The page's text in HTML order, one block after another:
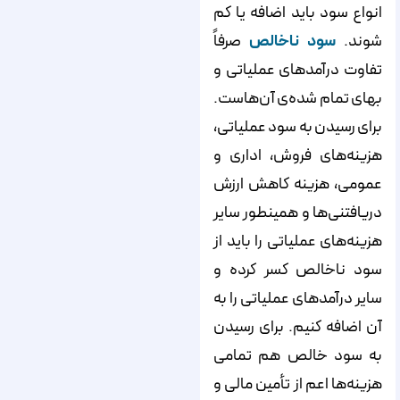
انواع سود باید اضافه یا کم
شوند. سود ناخالص صرفاً
تفاوت درآمدهای عملیاتی و
بهای تمام ‌شده‌ی آن‌هاست.
برای رسیدن به سود عملیاتی،
هزینه­‌های فروش، اداری و
عمومی، هزینه کاهش ارزش
دریافتنی‌­ها و همین­طور سایر
هزینه­‌های عملیاتی را باید از
سود ناخالص کسر کرده و
سایر درآمدهای عملیاتی را به
آن اضافه کنیم. برای رسیدن
به سود خالص هم تمامی
هزینه­‌ها اعم از تأمین مالی و